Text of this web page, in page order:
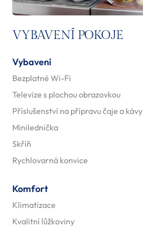
VYBAVENÍ POKOJE
Vybavení
Bezplatné Wi-Fi
Televize s plochou obrazovkou
Příslušenství na přípravu čaje a kávy
Minilednička
Skříň
Rychlovarná konvice
Komfort
Klimatizace
Kvalitní lůžkoviny